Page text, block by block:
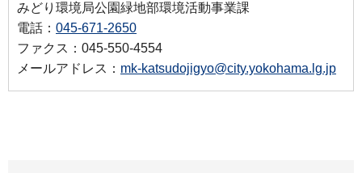
みどり環境局公園緑地部環境活動事業課
電話： 045-671-2650
ファクス：045-550-4554
メールアドレス： mk-katsudojigyo@city.yokohama.lg.jp